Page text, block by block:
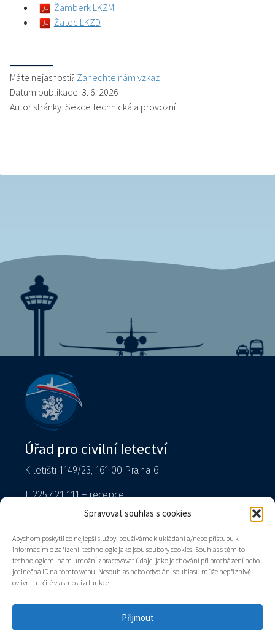
Spravovat souhlas s cookies
Abychom poskytli co nejlepší služby, používáme k ukládání a/nebo přístupu k
informacím o zařízení, technologie jako jsou soubory cookies. Souhlas s těmito
technologiemi nám umožní zpracovávat údaje, jako je chování při procházení nebo
jedinečná ID na tomto webu. Nesouhlas nebo odvolání souhlasu může nepříznivě
ovlivnit určité vlastnosti a funkce.
Přijmout
Žamberk LKZM
Žatec LKZD
Máte nejasnosti? Zanechte nám vzkaz
Datum publikace: 3. 6. 2026
Autor stránky: Sekce technická a provozní
Úřad pro civilní letectví
K letišti 1149/23, 161 00 Praha 6
T: 225 421 111 – recepce
podatelna@caa.gov.cz
Datová schránka: v8gaaz5
Úřad